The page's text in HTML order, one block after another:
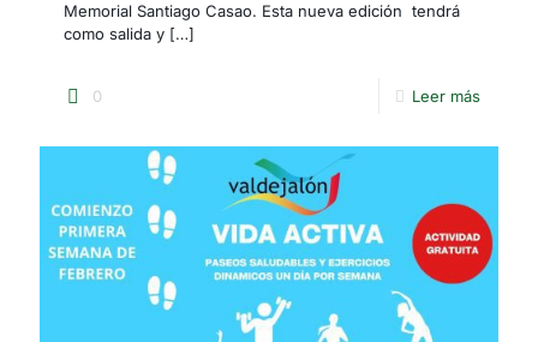
Memorial Santiago Casao. Esta nueva edición tendrá
como salida y […]
0 Leer más